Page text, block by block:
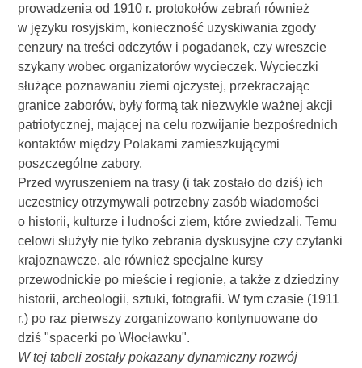
prowadzenia od 1910 r. protokołów zebrań również
w języku rosyjskim, konieczność uzyskiwania zgody
cenzury na treści odczytów i pogadanek, czy wreszcie
szykany wobec organizatorów wycieczek. Wycieczki
służące poznawaniu ziemi ojczystej, przekraczając
granice zaborów, były formą tak niezwykle ważnej akcji
patriotycznej, mającej na celu rozwijanie bezpośrednich
kontaktów między Polakami zamieszkującymi
poszczególne zabory.
Przed wyruszeniem na trasy (i tak zostało do dziś) ich
uczestnicy otrzymywali potrzebny zasób wiadomości
o historii, kulturze i ludności ziem, które zwiedzali. Temu
celowi służyły nie tylko zebrania dyskusyjne czy czytanki
krajoznawcze, ale również specjalne kursy
przewodnickie po mieście i regionie, a także z dziedziny
historii, archeologii, sztuki, fotografii. W tym czasie (1911
r.) po raz pierwszy zorganizowano kontynuowane do
dziś "spacerki po Włocławku".
W tej tabeli zostały pokazany dynamiczny rozwój